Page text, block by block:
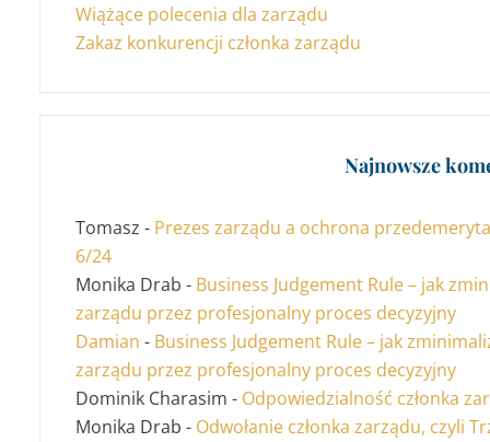
Wiążące polecenia dla zarządu
Zakaz konkurencji członka zarządu
Najnowsze
Tomasz - Prezes zarządu a ochrona
6/24
Monika Drab - Business Judgement Rule – jak
zarządu przez profesjonalny proces decyzyjny
Damian - Business Judgement Rule – jak
zarządu przez profesjonalny proces decyzyjny
Dominik Charasim - Odpowiedzialność członka
Monika Drab - Odwołanie członka zarządu, czyli